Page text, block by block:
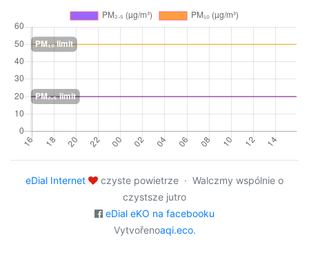
eDial Internet
czyste powietrze · Walczmy wspólnie o
czystsze jutro
eDial eKO na facebooku
Vytvořenoaqi.eco.